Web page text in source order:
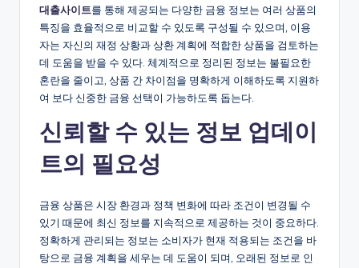
대출사이트를 통해 제공되는 다양한 금융 정보는 여러 상품의
특징을 효율적으로 비교할 수 있도록 구성될 수 있으며, 이용
자는 자신의 재정 상황과 상환 계획에 적합한 상품을 검토하는
데 도움을 받을 수 있다. 체계적으로 정리된 정보는 불필요한
혼란을 줄이고, 상품 간 차이점을 명확하게 이해하도록 지원하
여 보다 신중한 금융 선택이 가능하도록 돕는다.
신뢰할 수 있는 정보 업데이
트의 필요성
금융 상품은 시장 환경과 정책 변화에 따라 조건이 변경될 수
있기 때문에 최신 정보를 지속적으로 제공하는 것이 중요하다.
정확하게 관리되는 정보는 소비자가 현재 적용되는 조건을 바
탕으로 금융 계획을 세우는 데 도움이 되며, 오래된 정보로 인